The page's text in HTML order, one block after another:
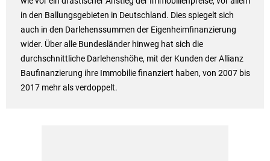
in den Ballungsgebieten in Deutschland. Dies spiegelt sich
auch in den Darlehenssummen der Eigenheimfinanzierung
wider. Über alle Bundesländer hinweg hat sich die
durchschnittliche Darlehenshöhe, mit der Kunden der Allianz
Baufinanzierung ihre Immobilie finanziert haben, von 2007 bis
2017 mehr als verdoppelt.